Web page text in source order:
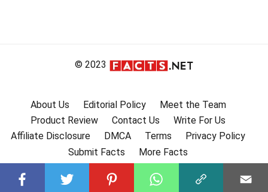
© 2023
About Us Editorial Policy
Meet the Team
Product Review
Contact Us
Write For Us
Affiliate Disclosure
DMCA Terms
Privacy Policy
Submit Facts
More Facts